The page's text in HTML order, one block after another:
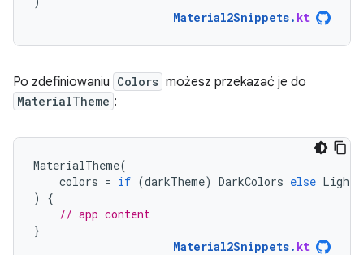
Material2Snippets. kt
Po zdefiniowaniu Colors możesz przekazać je do
MaterialTheme :
MaterialTheme(
colors = if (darkTheme) DarkColors else
)
{
// app content
}
Material2Snippets. kt